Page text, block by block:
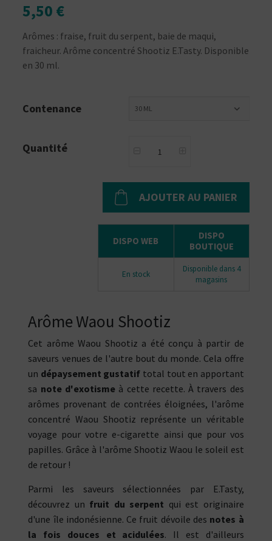
5,50 €
Arômes : fraise, fruit du serpent, baie de maqui,
fraicheur. Arôme concentré Shootiz E.Tasty. Disponible
en 30 ml.
Contenance 30 ML
Quantité
AJOUTER AU PANIER
DISPO WEB
DISPO
BOUTIQUE
En stock
Disponible dans 4
magasins
Arôme Waou Shootiz
Cet arôme Waou Shootiz a été conçu à partir de
saveurs venues de l'autre bout du monde. Cela offre
un dépaysement gustatif total tout en apportant
sa note d'exotismeà cette recette. À travers des
arômes provenant de contrées éloignées, l'arôme
concentré Waou Shootiz représente un véritable
voyage pour votre e-cigarette ainsi que pour vos
papilles. Grâce à l'arôme Shootiz Waou le soleil est
de retour !
Parmi les saveurs sélectionnées par E.Tasty,
découvrez un fruit du serpent qui est originaire
d'une île indonésienne. Ce fruit dévoile des notes à
la fois douces et acidulées. Il est d'ailleurs